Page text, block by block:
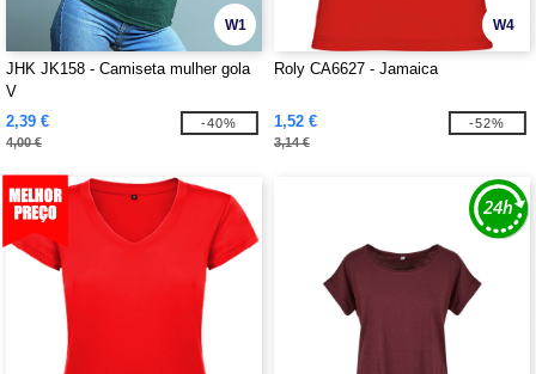
W1
JHK JK158 - Camiseta mulher gola
V
2,39 €
4,00 €
-40%
W4
Roly CA6627 - Jamaica
1,52 €
3,14 €
-52%